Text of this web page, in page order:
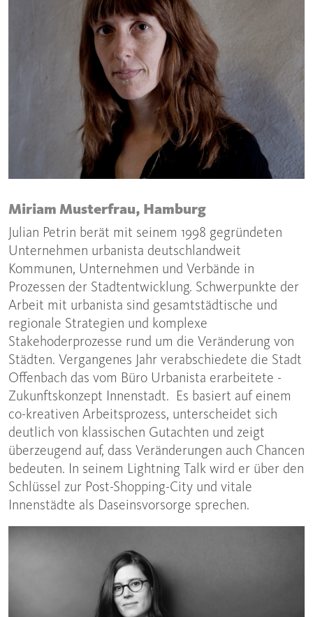
Miriam Musterfrau, Hamburg
Julian Petrin berät mit seinem 1998 gegründeten
Unternehmen urbanista deutschlandweit
Kommunen, Unternehmen und Verbände in
Prozessen der Stadtentwicklung. Schwerpunkte der
Arbeit mit urbanista sind gesamtstädtische und
regionale Strategien und komplexe
Stakehoderprozesse rund um die Veränderung von
Städten. Vergangenes Jahr verabschiedete die Stadt
Offenbach das vom Büro Urbanista erarbeitete ­
Zukunftskonzept Innenstadt. Es basiert auf einem
co-kreativen Arbeitsprozess, unterscheidet sich
deutlich von klassischen Gutachten und zeigt
überzeugend auf, dass Veränderungen auch Chancen
bedeuten. In seinem Lightning Talk wird er über den
Schlüssel zur Post-Shopping-City und vitale
Innenstädte als Daseinsvorsorge sprechen.